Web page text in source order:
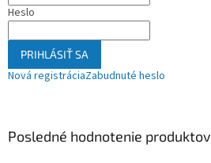
Heslo
PRIHLÁSIŤ SA
Nová registráciaZabudnuté heslo
Posledné hodnotenie produktov